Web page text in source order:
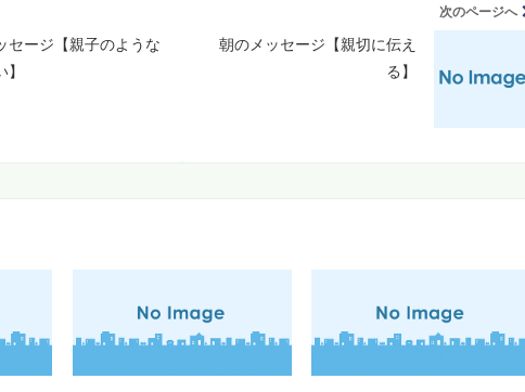
セージ【親子のような
次のページへ
朝のメッセージ【親切に伝え
る】